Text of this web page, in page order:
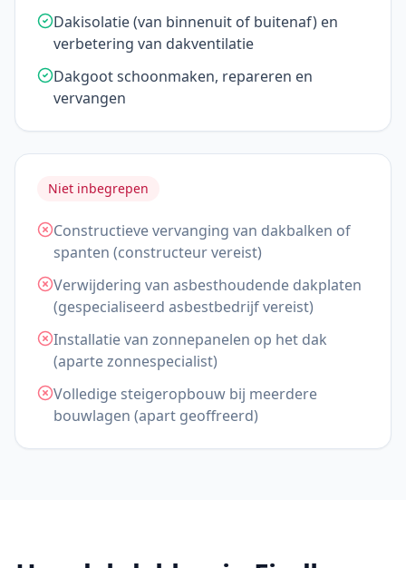
Dakisolatie (van binnenuit of buitenaf) en
verbetering van dakventilatie
Dakgoot schoonmaken, repareren en
vervangen
Niet inbegrepen
Constructieve vervanging van dakbalken of
spanten (constructeur vereist)
Verwijdering van asbesthoudende dakplaten
(gespecialiseerd asbestbedrijf vereist)
Installatie van zonnepanelen op het dak
(aparte zonnespecialist)
Volledige steigeropbouw bij meerdere
bouwlagen (apart geoffreerd)